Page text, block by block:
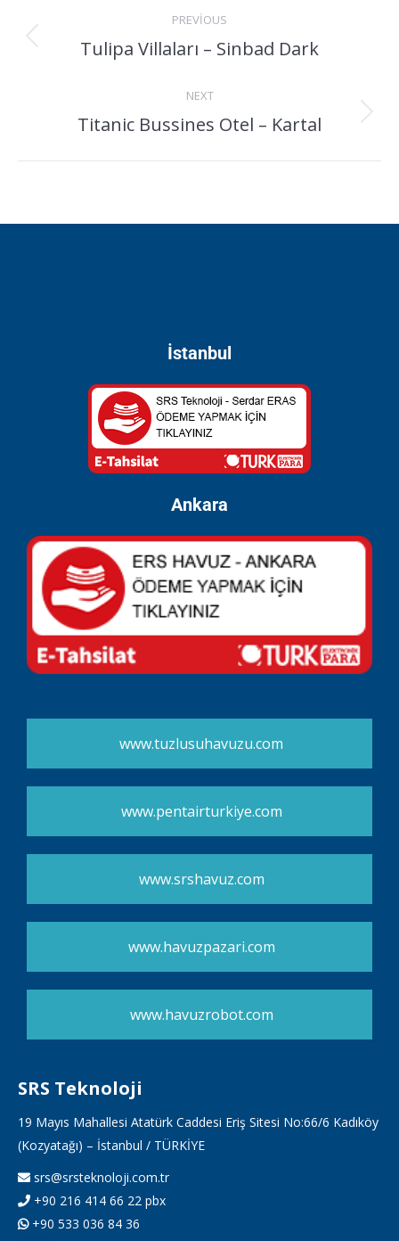
PREVIOUS
Tulipa Villaları – Sinbad Dark
NEXT
Titanic Bussines Otel – Kartal
İstanbul
Ankara
www.tuzlusuhavuzu.com
www.pentairturkiye.com
www.srshavuz.com
www.havuzpazari.com
www.havuzrobot.com
SRS Teknoloji
19 Mayıs Mahallesi Atatürk Caddesi Eriş Sitesi No:66/6 Kadıköy
(Kozyatağı) – İstanbul / TÜRKİYE
srs@srsteknoloji.com.tr
+90 216 414 66 22 pbx
+90 533 036 84 36